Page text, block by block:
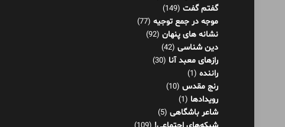
گفتم گفت (149)
موجه در جمع توجیه (77)
نشانه های پنهان (92)
دین شناسی (42)
رازهای معبد آنا (30)
راننده (1)
رنج مقدس (10)
رویدادها (1)
شاعر باشگاهی (5)